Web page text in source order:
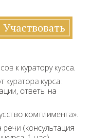
Участвовать
к куратору курса.
куратора курса:
ответы на
комплимента».
(консультация